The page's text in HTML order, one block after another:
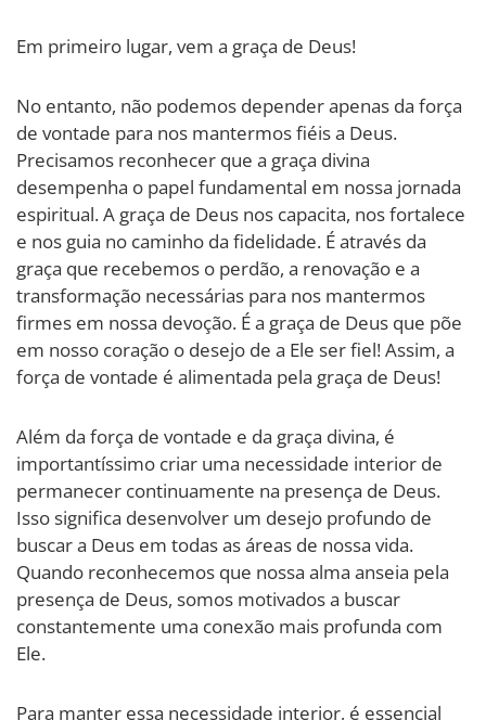
Em primeiro lugar, vem a graça de Deus!
No entanto, não podemos depender apenas da força
de vontade para nos mantermos fiéis a Deus.
Precisamos reconhecer que a graça divina
desempenha o papel fundamental em nossa jornada
espiritual. A graça de Deus nos capacita, nos fortalece
e nos guia no caminho da fidelidade. É através da
graça que recebemos o perdão, a renovação e a
transformação necessárias para nos mantermos
firmes em nossa devoção. É a graça de Deus que põe
em nosso coração o desejo de a Ele ser fiel! Assim, a
força de vontade é alimentada pela graça de Deus!
Além da força de vontade e da graça divina, é
importantíssimo criar uma necessidade interior de
permanecer continuamente na presença de Deus.
Isso significa desenvolver um desejo profundo de
buscar a Deus em todas as áreas de nossa vida.
Quando reconhecemos que nossa alma anseia pela
presença de Deus, somos motivados a buscar
constantemente uma conexão mais profunda com
Ele.
Para manter essa necessidade interior, é essencial